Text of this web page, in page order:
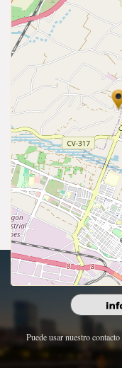
Derechos de autor
Puede usar nuestro